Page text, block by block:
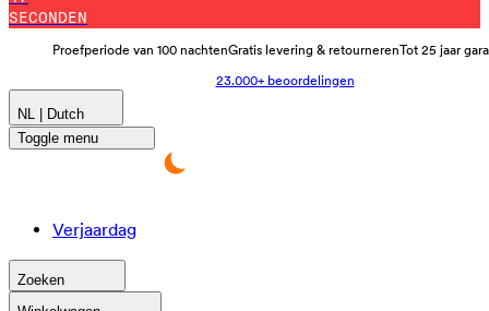
SECONDEN
Proefperiode van 100 nachtenGratis levering & retournerenTot 25 jaar
23.000+ beoordelingen
NL | Dutch
Toggle menu
Verjaardag
Zoeken